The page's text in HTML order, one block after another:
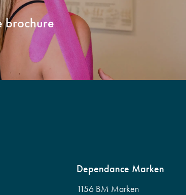
brochure
Dependance Marken
1156 BM Marken